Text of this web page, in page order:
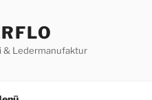
& Ledermanufaktur